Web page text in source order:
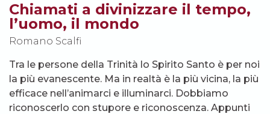
Chiamati a divinizzare il tempo,
l’uomo, il mondo
Romano Scalfi
Tra le persone della Trinità lo Spirito Santo è per noi
la più evanescente. Ma in realtà è la più vicina, la più
efficace nell’animarci e illuminarci. Dobbiamo
riconoscerlo con stupore e riconoscenza. Appunti